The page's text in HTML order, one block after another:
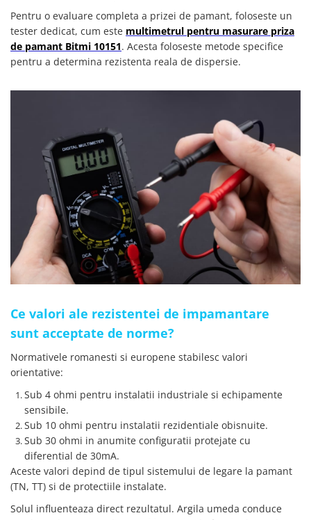
Pentru o evaluare completa a prizei de pamant, foloseste un
tester dedicat, cum este multimetrul pentru masurare priza
de pamant Bitmi 10151. Acesta foloseste metode specifice
pentru a determina rezistenta reala de dispersie.
Ce valori ale rezistentei de impamantare
sunt acceptate de norme?
Normativele romanesti si europene stabilesc valori
orientative:
Sub 4 ohmi pentru instalatii industriale si echipamente
sensibile.
Sub 10 ohmi pentru instalatii rezidentiale obisnuite.
Sub 30 ohmi in anumite configuratii protejate cu
diferential de 30mA.
Aceste valori depind de tipul sistemului de legare la pamant
(TN, TT) si de protectiile instalate.
Solul influenteaza direct rezultatul. Argila umeda conduce